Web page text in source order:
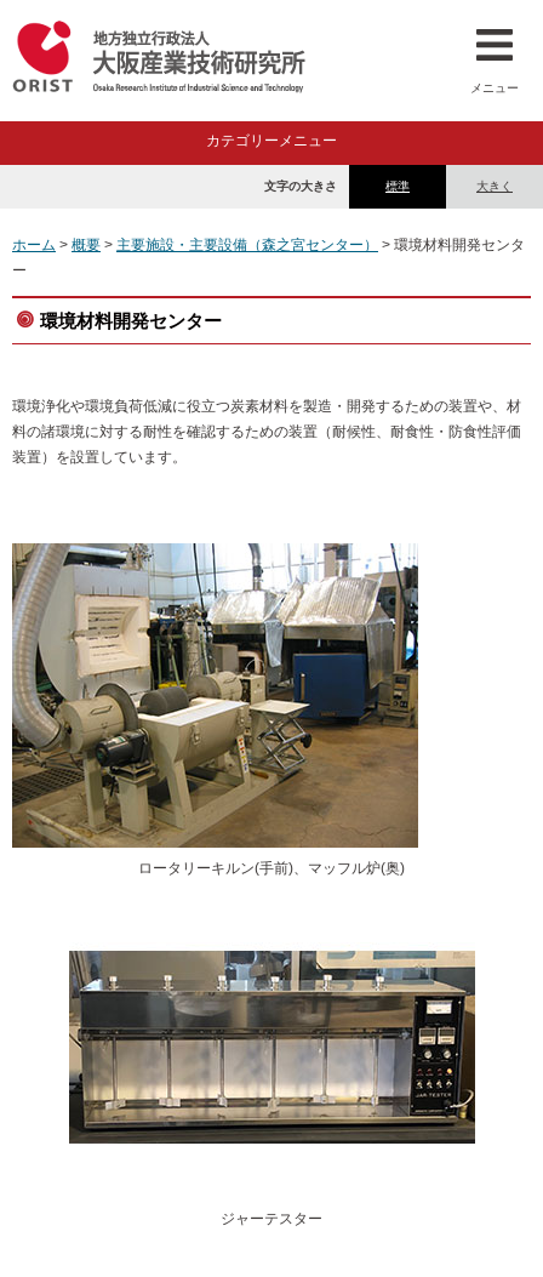
メニュー
カテゴリーメニュー
標準 大きく
文字の大きさ
ホーム > 概要 > 主要施設・主要設備（森之宮センター）
> 環境材料開発センタ
ー
環境材料開発センター
環境浄化や環境負荷低減に役立つ炭素材料を製造・開発するための装置や、材
料の諸環境に対する耐性を確認するための装置（耐候性、耐食性・防食性評価
装置）を設置しています。
ロータリーキルン(手前)、マッフル炉(奥)
ジャーテスター